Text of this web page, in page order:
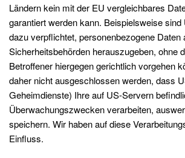
Ländern kein mit der EU vergleichbares
garantiert werden kann. Beispielsweise
dazu verpflichtet, personenbezogene Daten
Sicherheitsbehörden herauszugeben, ohne
Betroffener hiergegen gerichtlich vorgehen
daher nicht ausgeschlossen werden, dass
Geheimdienste) Ihre auf US-Servern
Überwachungszwecken verarbeiten,
speichern. Wir haben auf diese
Einfluss.